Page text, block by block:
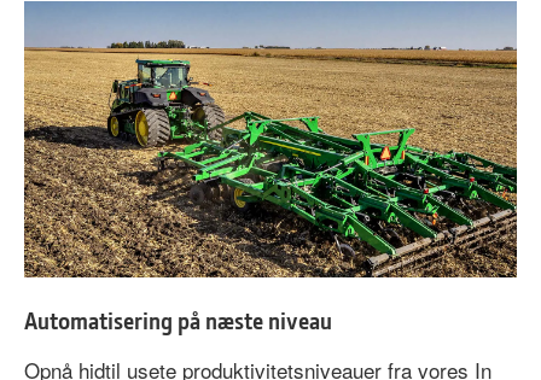
Automatisering på næste niveau
Opnå hidtil usete produktivitetsniveauer fra vores In